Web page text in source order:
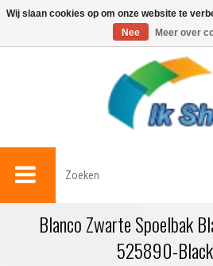
0
Blanco Zwarte Spoelbak
525890-
Wij slaan cookies op om onze website te
Nee
Meer over